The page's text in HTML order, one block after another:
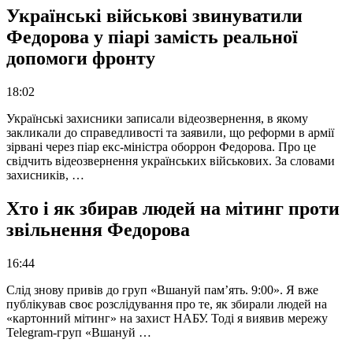
Українські військові звинуватили
Федорова у піарі замість реальної
допомоги фронту
18:02
Українські захисники записали відеозвернення, в якому
закликали до справедливості та заявили, що реформи в армії
зірвані через піар екс-міністра оборрон Федорова. Про це
свідчить відеозвернення українських військових. За словами
захисників, …
Хто і як збирав людей на мітинг проти
звільнення Федорова
16:44
Слід знову привів до груп «Вшануй пам’ять. 9:00». Я вже
публікував своє розслідування про те, як збирали людей на
«картонний мітинг» на захист НАБУ. Тоді я виявив мережу
Telegram-груп «Вшануй …